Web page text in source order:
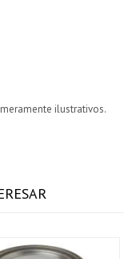
ilustrativos.